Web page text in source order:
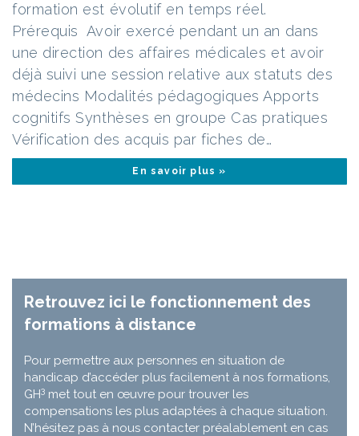
formation est évolutif en temps réel.
Prérequis Avoir exercé pendant un an dans
une direction des affaires médicales et avoir
déjà suivi une session relative aux statuts des
médecins Modalités pédagogiques Apports
cognitifs Synthèses en groupe Cas pratiques
Vérification des acquis par fiches de…
En savoir plus »
Retrouvez ici le fonctionnement des
formations à distance
Pour permettre aux personnes en situation de
handicap d’accéder plus facilement à nos formations,
GH3 met tout en œuvre pour trouver les
compensations les plus adaptées à chaque situation.
N’hésitez pas à nous contacter préalablement en cas